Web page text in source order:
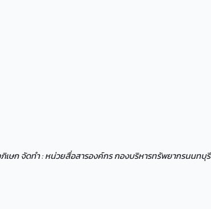
ภิเษก จัดทำ : หน่วยสื่อสารองค์กร กองบริหารทรัพยากรนนทบุรี